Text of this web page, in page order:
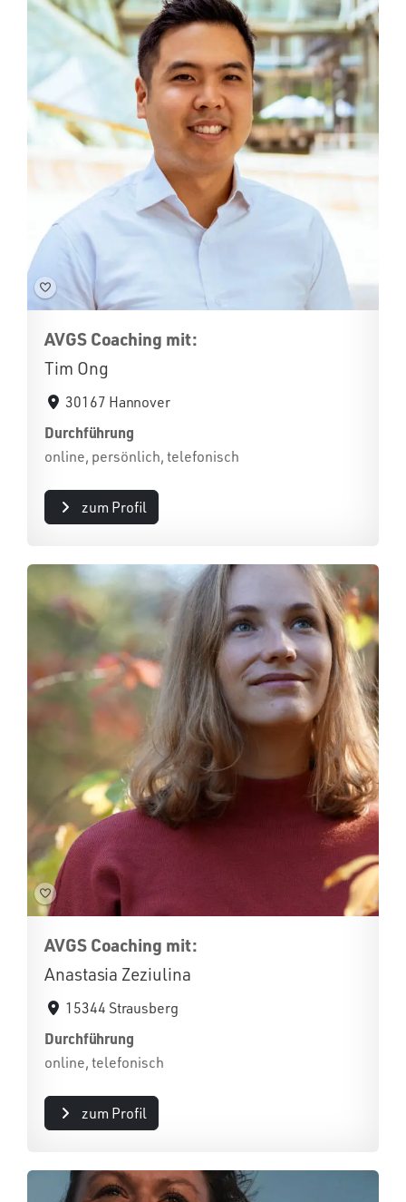
AVGS Coaching mit:
Tim Ong
30167 Hannover
Durchführung
online, persönlich, telefonisch
zum Profil
AVGS Coaching mit:
Anastasia Zeziulina
15344 Strausberg
Durchführung
online, telefonisch
zum Profil